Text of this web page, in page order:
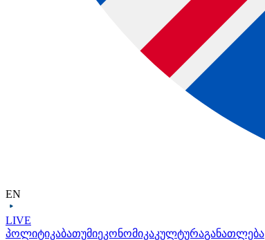
EN
LIVE
პოლიტიკაბათუმიეკონომიკაკულტურაგანათლება